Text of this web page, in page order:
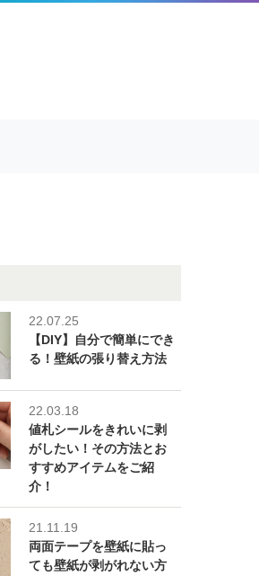
22.07.25
【DIY】自分で簡単にでき
る！壁紙の張り替え方法
22.03.18
値札シールをきれいに剥
がしたい！その方法とお
すすめアイテムをご紹
介！
21.11.19
両面テープを壁紙に貼っ
ても壁紙が剥がれない方